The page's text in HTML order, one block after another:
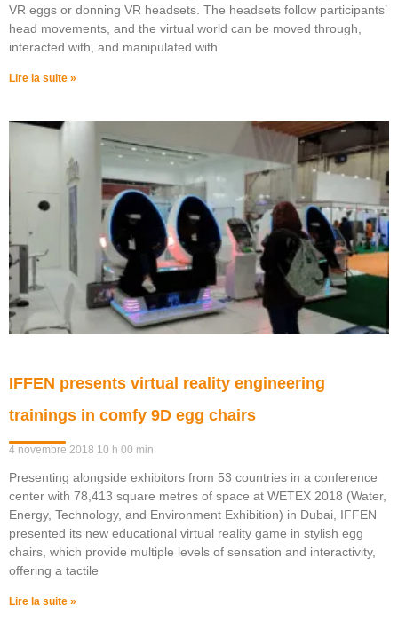
VR eggs or donning VR headsets. The headsets follow participants’
head movements, and the virtual world can be moved through,
interacted with, and manipulated with
Lire la suite »
IFFEN presents virtual reality engineering
trainings in comfy 9D egg chairs
4 novembre 2018 10 h 00 min
Presenting alongside exhibitors from 53 countries in a conference
center with 78,413 square metres of space at WETEX 2018 (Water,
Energy, Technology, and Environment Exhibition) in Dubai, IFFEN
presented its new educational virtual reality game in stylish egg
chairs, which provide multiple levels of sensation and interactivity,
offering a tactile
Lire la suite »